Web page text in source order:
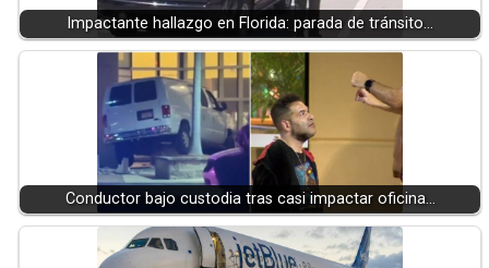
Impactante hallazgo en Florida: parada de tránsito…
Conductor bajo custodia tras casi impactar oficina…